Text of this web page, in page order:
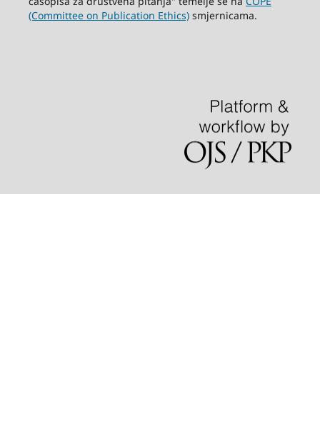
(Committee on Publication Ethics)smjernicama.